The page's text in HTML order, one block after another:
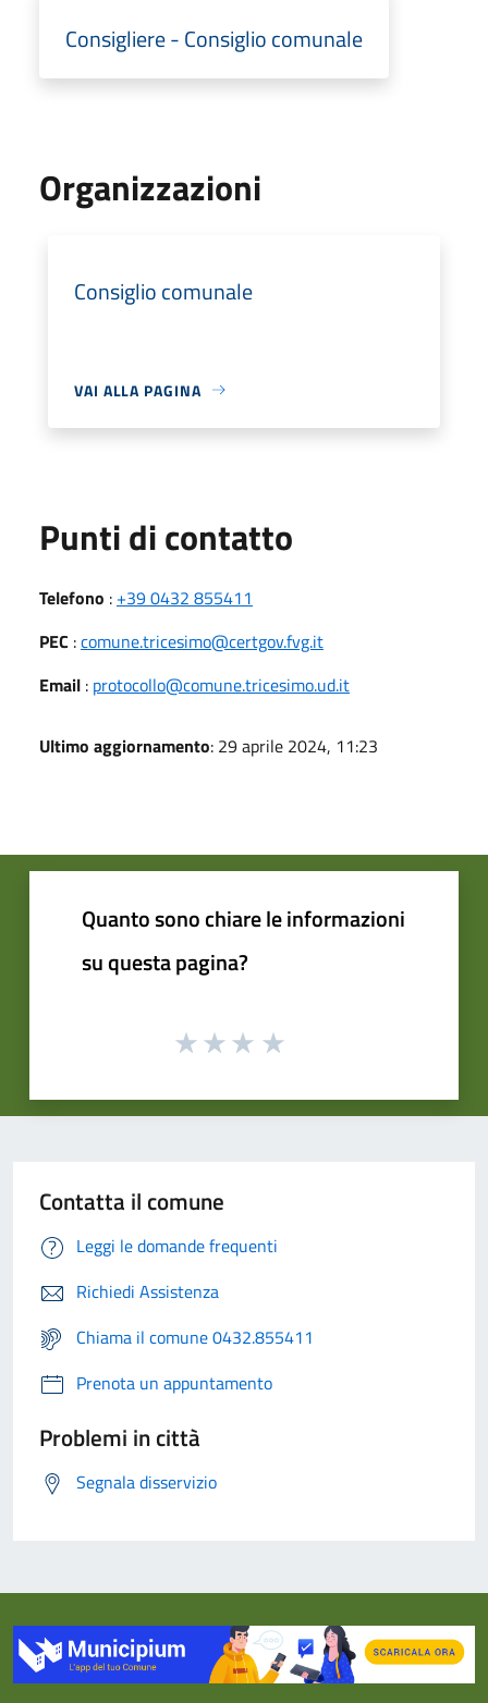
Consigliere - Consiglio comunale
Organizzazioni
Consiglio comunale
VAI ALLA PAGINA
Punti di contatto
Telefono : +39 0432 855411
PEC :comune.tricesimo@certgov.fvg.it
Email : protocollo@comune.tricesimo.ud.it
Ultimo aggiornamento: 29 aprile 2024, 11:23
Quanto sono chiare le informazioni
su questa pagina?
Contatta il comune
Leggi le domande frequenti
Richiedi Assistenza
Chiama il comune 0432.855411
Prenota un appuntamento
Problemi in città
Segnala disservizio